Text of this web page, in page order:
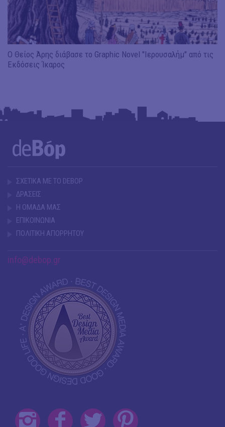
Ο Θείος Άρης διάβασε το Graphic Novel "Ιερουσαλήμ" από τις
Εκδόσεις Ίκαρος
ΣΧΕΤΙΚΑ ΜΕ ΤΟ DEBOP
ΔΡΑΣΕΙΣ
Η ΟΜΑΔΑ ΜΑΣ
ΕΠΙΚΟΙΝΩΝΙΑ
ΠΟΛΙΤΙΚΗ ΑΠΟΡΡΗΤΟΥ
info@debop.gr